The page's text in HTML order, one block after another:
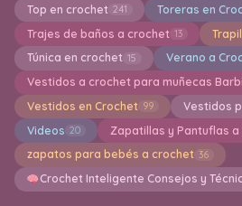
Top en crochet 241 Toreras en
Trajes de baños a crochet 13
Túnica en crochet 15 Verano a
Vestidos a crochet para muñecas
Vestidos en Crochet 99 Vestidos
Videos 20 Zapatillas y Pantuflas a
zapatos para bebés a crochet 36
Crochet Inteligente Consejos y